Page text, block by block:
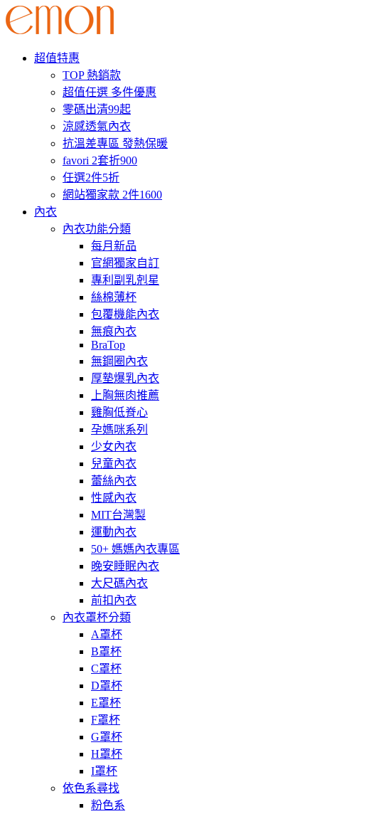
超值特惠
TOP 熱銷款
超值任選 多件優惠
零碼出清99起
涼感透氣內衣
抗溫差專區 發熱保暖
favori 2套折900
任選2件5折
網站獨家款 2件1600
內衣
內衣功能分類
每月新品
官網獨家自訂
專利副乳剋星
絲棉薄杯
包覆機能內衣
無痕內衣
BraTop
無鋼圈內衣
厚墊爆乳內衣
上胸無肉推薦
雞胸低脊心
孕媽咪系列
少女內衣
兒童內衣
蕾絲內衣
性感內衣
MIT台灣製
運動內衣
50+ 媽媽內衣專區
晚安睡眠內衣
大尺碼內衣
前扣內衣
內衣罩杯分類
A罩杯
B罩杯
C罩杯
D罩杯
E罩杯
F罩杯
G罩杯
H罩杯
I罩杯
依色系尋找
粉色系